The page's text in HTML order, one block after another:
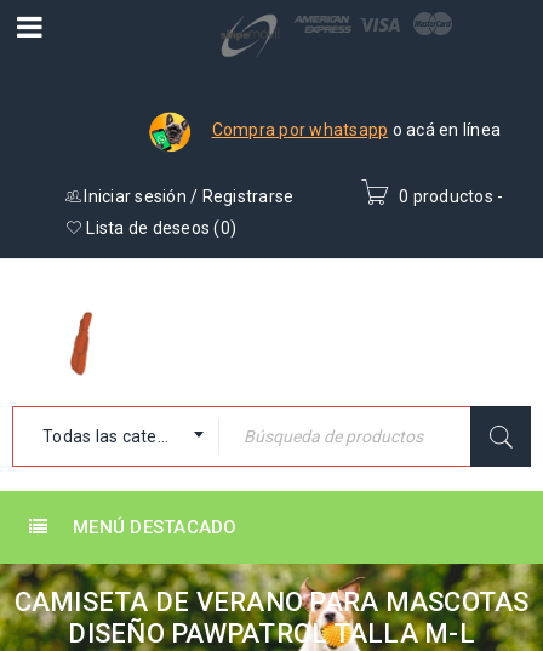
Compra por whatsapp o acá en línea
0 productos -
Iniciar sesión / Registrarse
Lista de deseos (0)
Todas las categorías
MENÚ DESTACADO
CAMISETA DE VERANO PARA MASCOTAS
DISEÑO PAWPATROL TALLA M-L